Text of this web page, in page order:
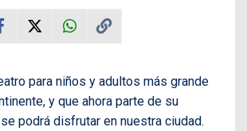
para niños y adultos más grande
y que ahora parte de su
podrá disfrutar en nuestra ciudad.